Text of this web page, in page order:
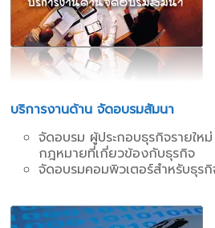
บริการงานด้าน จัดอบรมสัมนา
จัดอบรม ผู้ประกอบธุรกิจรายให
กฎหมายที่เกี่ยวข้องกับธุรกิจ
จัดอบรมคอมพิวเตอร์สำหรับธุร